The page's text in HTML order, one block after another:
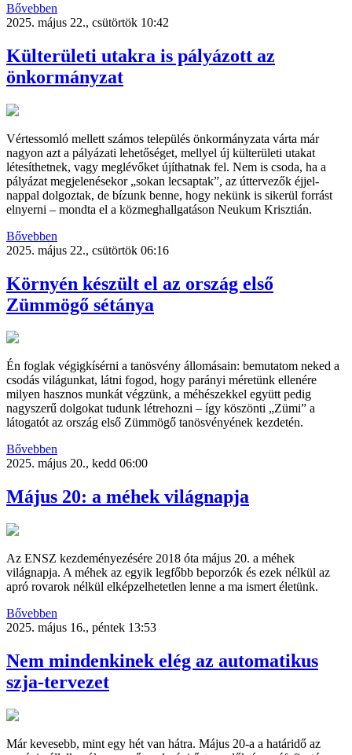
Bővebben
2025. május 22., csütörtök 10:42
Külterületi utakra is pályázott az
önkormányzat
Vértessomló mellett számos település önkormányzata várta már
nagyon azt a pályázati lehetőséget, mellyel új külterületi utakat
létesíthetnek, vagy meglévőket újíthatnak fel. Nem is csoda, ha a
pályázat megjelenésekor „sokan lecsaptak”, az úttervezők éjjel-
nappal dolgoztak, de bízunk benne, hogy nekünk is sikerül forrást
elnyerni – mondta el a közmeghallgatáson Neukum Krisztián.
Bővebben
2025. május 22., csütörtök 06:16
Környén készült el az ország első
Zümmögő sétánya
Én foglak végigkísérni a tanösvény állomásain: bemutatom neked a
csodás világunkat, látni fogod, hogy parányi méretünk ellenére
milyen hasznos munkát végzünk, a méhészekkel együtt pedig
nagyszerű dolgokat tudunk létrehozni – így köszönti „Zümi” a
látogatót az ország első Zümmögő tanösvényének kezdetén.
Bővebben
2025. május 20., kedd 06:00
Május 20: a méhek világnapja
Az ENSZ kezdeményezésére 2018 óta május 20. a méhek
világnapja. A méhek az egyik legfőbb beporzók és ezek nélkül az
apró rovarok nélkül elképzelhetetlen lenne a ma ismert életünk.
Bővebben
2025. május 16., péntek 13:53
Nem mindenkinek elég az automatikus
szja-tervezet
Már kevesebb, mint egy hét van hátra. Május 20-a a határidő az